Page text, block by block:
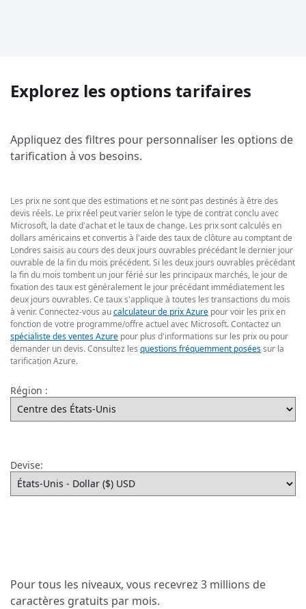
Explorez les options tarifaires
Appliquez des filtres pour personnaliser les options de
tarification à vos besoins.
Les prix ne sont que des estimations et ne sont pas destinés à être des
devis réels. Le prix réel peut varier selon le type de contrat conclu avec
Microsoft, la date d'achat et le taux de change. Les prix sont calculés en
dollars américains et convertis à l'aide des taux de clôture au comptant de
Londres saisis au cours des deux jours ouvrables précédant le dernier jour
ouvrable de la fin du mois précédent. Si les deux jours ouvrables précédant
la fin du mois tombent un jour férié sur les principaux marchés, le jour de
fixation des taux est généralement le jour précédant immédiatement les
deux jours ouvrables. Ce taux s'applique à toutes les transactions du mois
à venir. Connectez-vous aucalculateur de prix Azure pour voir les prix en
fonction de votre programme/offre actuel avec Microsoft. Contactez un
spécialiste des ventes Azure pour plus d'informations sur les prix ou pour
demander un devis. Consultez les questions fréquemment poséessur la
tarification Azure.
Région :
Devise:
Pour tous les niveaux, vous recevrez 3 millions de
caractères gratuits par mois.